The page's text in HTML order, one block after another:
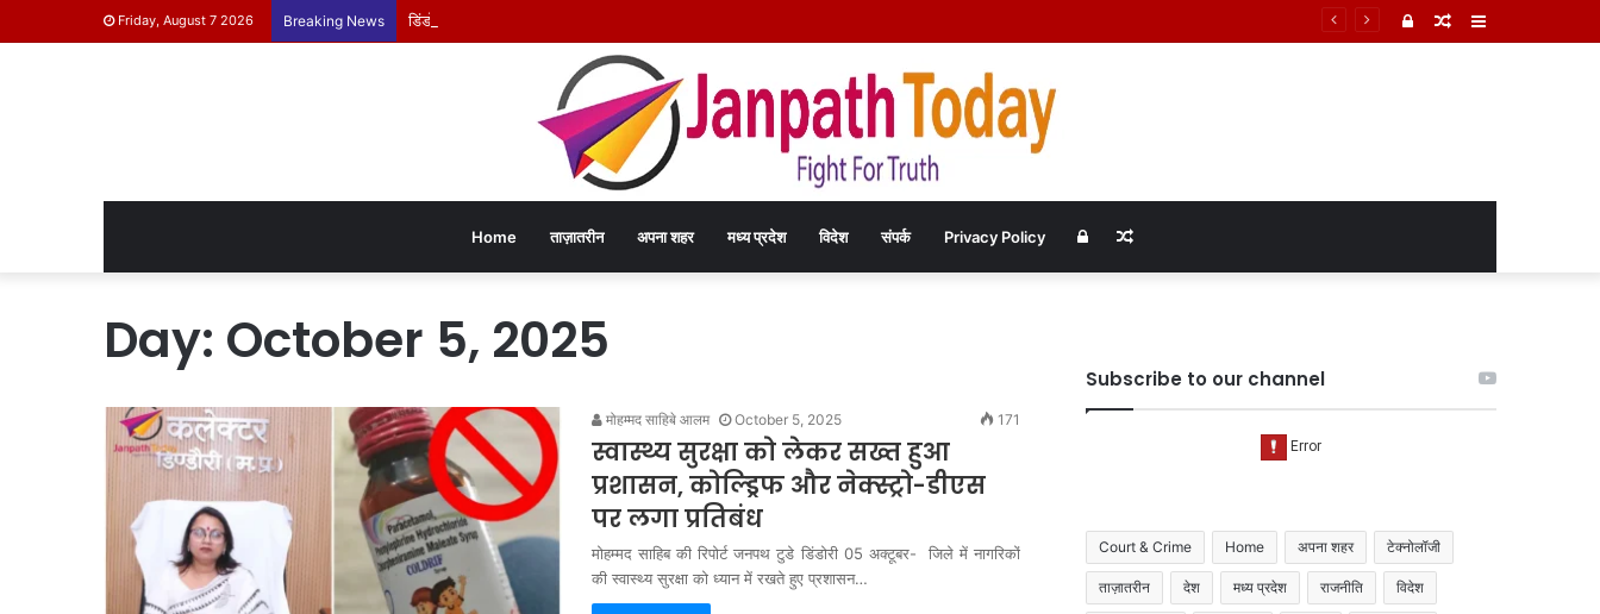
Friday, August 7 2026 Breaking News डिंडोरी के बच्चे दिखाएंगे दिल्ली में कराटे का हुनर, इंडिपेंडेंस कप चैंपियनशिप में करेंगे मध्य प्रदेश का प्रतिनिधित्व Random
Log
Home ताज़ातरीन अपना शहर मध्य प्रदेश विदेश संपर्क Privacy Policy Random
Log
Day: October 5, 2025
मोहम्मद साहिबे आलम October 5, 2025 171
स्वास्थ्य सुरक्षा को लेकर सख्त हुआ
प्रशासन, कोल्ड्रिफ और नेक्स्ट्रो-डीएस
पर लगा प्रतिबंध
मोहम्मद साहिब की रिपोर्ट जनपथ टुडे डिंडोरी 05 अक्टूबर- जिले में नागरिकों
की स्वास्थ्य सुरक्षा को ध्यान में रखते हुए प्रशासन…
Subscribe to our channel
Court & Crime Home अपना शहर टेक्नोलॉजी
ताज़ातरीन देश मध्य प्रदेश राजनीति विदेश